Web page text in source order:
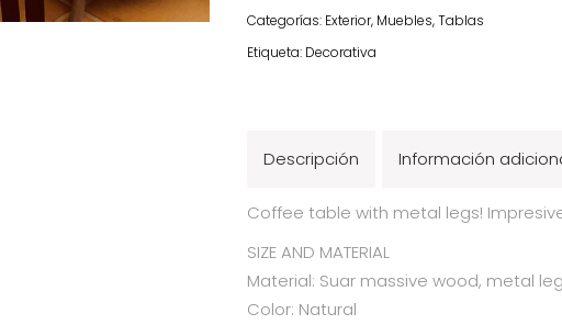
Categorías: Exterior, Muebles,Tablas
Etiqueta: Decorativa
Descripción Información
Coffee table with metal legs!
SIZE AND MATERIAL
Material: Suar massive wood, metal
Color: Natural